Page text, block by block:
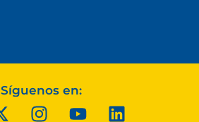
Síguenos en: